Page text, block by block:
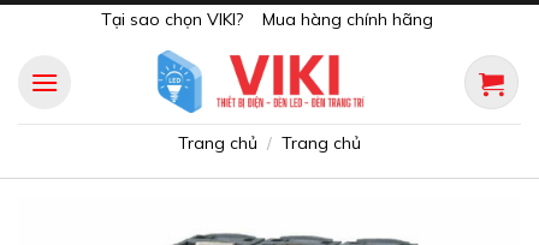
content
Tại sao chọn VIKI? Mua hàng chính hãng
Trang chủ / Trang chủ